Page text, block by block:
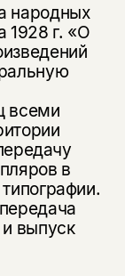
народных
1928 г. «О
всеми
в
выпуск